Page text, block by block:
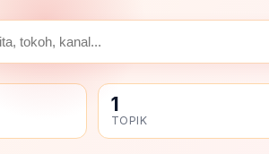
1
TOPIK